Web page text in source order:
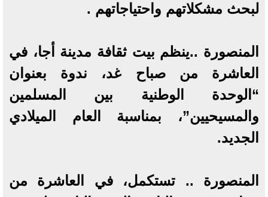
لبحث مشكلاتهم واحتياجاتهم .
المنصورة ..ينظم بيت ثقافة مدينة أجا، في
العاشرة من صباح غد، ندوة بعنوان
“الوحدة الوطنية بين المسلمين
والمسيحيين”، بمناسبة العام الميلادي
الجديد.
المنصورة .. تستكمل، في العاشرة من